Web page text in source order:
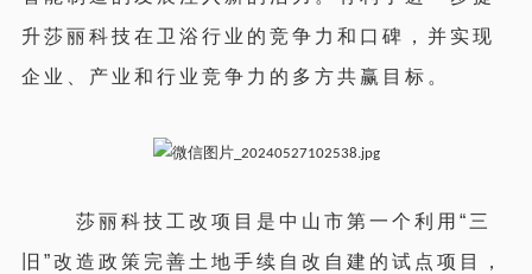
升莎丽科技在卫浴行业的竞争力和口碑，并实现
企业、产业和行业竞争力的多方共赢目标。
莎丽科技工改项目是中山市第一个利用“三
旧”改造政策完善土地手续自改自建的试点项目，